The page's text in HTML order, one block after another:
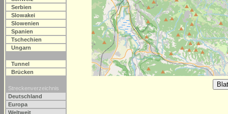
Serbien
Slowakei
Slowenien
Spanien
Tschechien
Ungarn
Tunnel
Brücken
Streckenverzeichnis
Deutschland
Europa
Weltweit